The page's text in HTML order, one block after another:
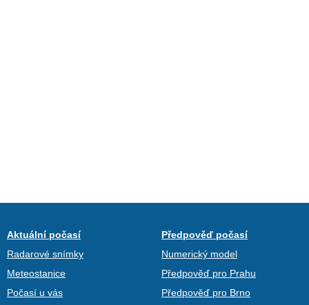
Aktuální počasí
Radarové snímky
Meteostanice
Počasí u vás
Předpověď počasí
Numerický model
Předpověď pro Prahu
Předpověď pro Brno